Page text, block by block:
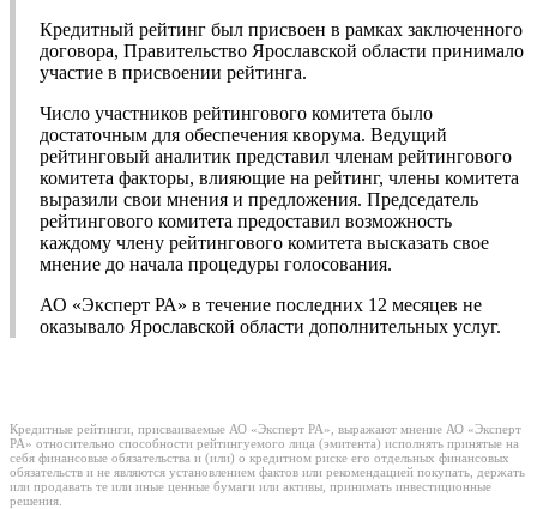
Кредитный рейтинг был присвоен в рамках заключенного
договора, Правительство Ярославской области принимало
участие в присвоении рейтинга.
Число участников рейтингового комитета было
достаточным для обеспечения кворума. Ведущий
рейтинговый аналитик представил членам рейтингового
комитета факторы, влияющие на рейтинг, члены комитета
выразили свои мнения и предложения. Председатель
рейтингового комитета предоставил возможность
каждому члену рейтингового комитета высказать свое
мнение до начала процедуры голосования.
АО «Эксперт РА» в течение последних 12 месяцев не
оказывало Ярославской области дополнительных услуг.
Кредитные рейтинги, присваиваемые АО «Эксперт РА», выражают мнение АО «Эксперт
РА» относительно способности рейтингуемого лица (эмитента) исполнять принятые на
себя финансовые обязательства и (или) о кредитном риске его отдельных финансовых
обязательств и не являются установлением фактов или рекомендацией покупать, держать
или продавать те или иные ценные бумаги или активы, принимать инвестиционные
решения.